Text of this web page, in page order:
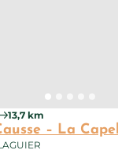
13,7 km
– La